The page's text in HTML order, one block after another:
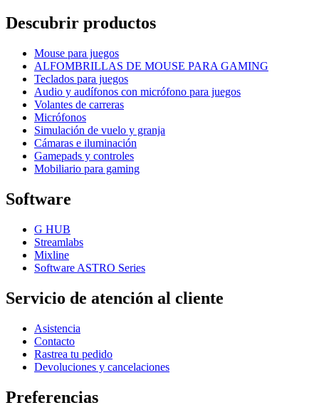
Descubrir productos
Mouse para juegos
ALFOMBRILLAS DE MOUSE PARA GAMING
Teclados para juegos
Audio y audífonos con micrófono para juegos
Volantes de carreras
Micrófonos
Simulación de vuelo y granja
Cámaras e iluminación
Gamepads y controles
Mobiliario para gaming
Software
G HUB
Streamlabs
Mixline
Software ASTRO Series
Servicio de atención al cliente
Asistencia
Contacto
Rastrea tu pedido
Devoluciones y cancelaciones
Preferencias